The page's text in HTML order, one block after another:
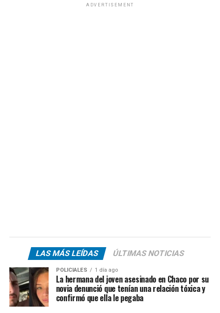
ADVERTISEMENT
LAS MÁS LEÍDAS ÚLTIMAS NOTICIAS
POLICIALES 1 día ago
La hermana del joven asesinado en Chaco por su
novia denunció que tenían una relación tóxica y
confirmó que ella le pegaba